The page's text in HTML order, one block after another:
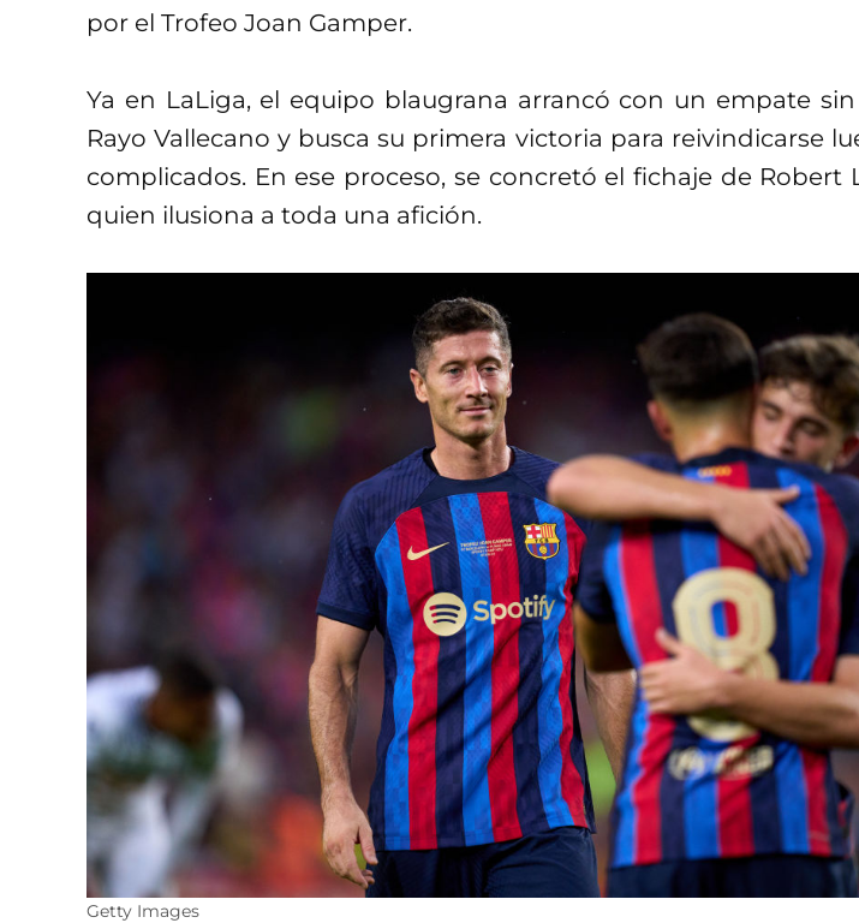
por el Trofeo Joan Gamper.
Ya en LaLiga, el equipo blaugrana arrancó con un empate
Rayo Vallecano y busca su primera victoria para reivindicarse
complicados. En ese proceso, se concretó el fichaje de Robert
quien ilusiona a toda una afición.
Getty Images